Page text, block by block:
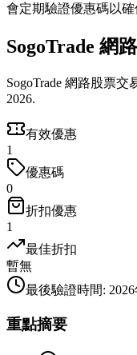
會定期驗證優惠碼以確
SogoTrade 網
SogoTrade 網路股票交
2026.
有效優惠
1
優惠碼
0
折扣優惠
1
最佳折扣
暫無
最後驗證時間:
重點摘要